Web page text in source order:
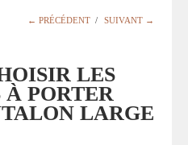
← PRÉCÉDENT / SUIVANT →
LES
À PORTER
LARGE